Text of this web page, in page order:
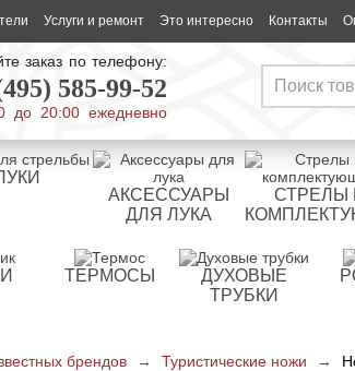
Услуги и ремонт Это интересно Контакты
заказ по телефону:
585-99-52
до 20:00 ежедневно
АКСЕССУАРЫ
ДЛЯ ЛУКА
СТРЕЛЫ
ТЕРМОСЫ
ДУХОВЫЕ
ТРУБКИ
брендов → Туристические ножи →